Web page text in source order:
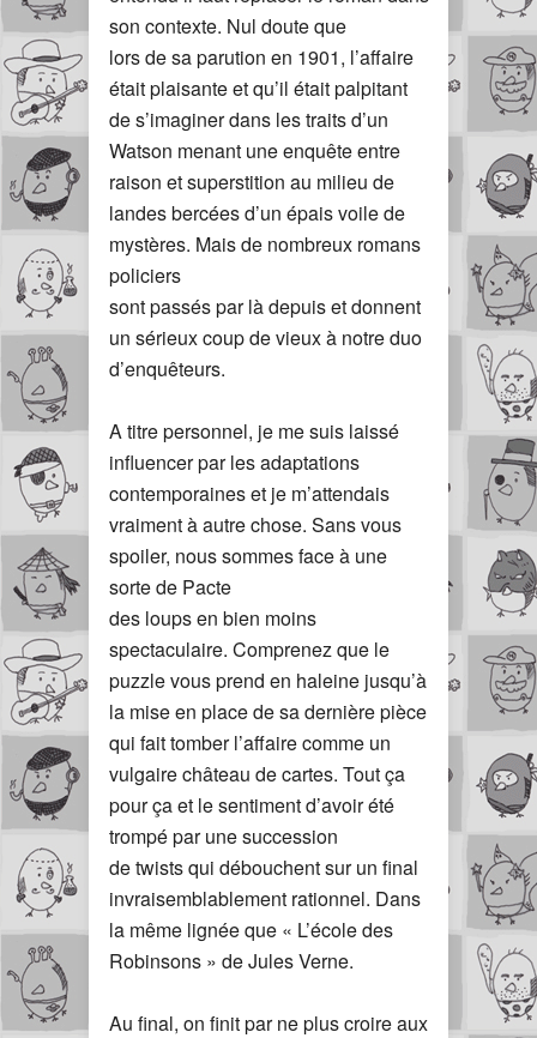
son contexte. Nul doute que
lors de sa parution en 1901, l’affaire
était plaisante et qu’il était palpitant
de s’imaginer dans les traits d’un
Watson menant une enquête entre
raison et superstition au milieu de
landes bercées d’un épais voile de
mystères. Mais de nombreux romans
policiers
sont passés par là depuis et donnent
un sérieux coup de vieux à notre duo
d’enquêteurs.
A titre personnel, je me suis laissé
influencer par les adaptations
contemporaines et je m’attendais
vraiment à autre chose. Sans vous
spoiler, nous sommes face à une
sorte de Pacte
des loups en bien moins
spectaculaire. Comprenez que le
puzzle vous prend en haleine jusqu’à
la mise en place de sa dernière pièce
qui fait tomber l’affaire comme un
vulgaire château de cartes. Tout ça
pour ça et le sentiment d’avoir été
trompé par une succession
de twists qui débouchent sur un final
invraisemblablement rationnel. Dans
la même lignée que « L’école des
Robinsons » de Jules Verne.
Au final, on finit par ne plus croire aux